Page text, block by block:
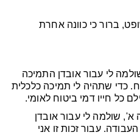
ברור כי כוונה אחרת
לי עבור אובדן התמיכה
כדי שתהיה לי תמיכה כלכלית
כל חייו דמי ביטוח לאומי.
שולמה לי עבור אובדן
עבור זכות זו אני